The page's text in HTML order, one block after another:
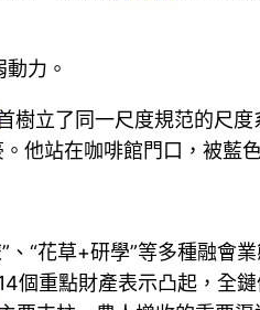
力。
樹立了同一尺度規范的尺
他站在咖啡館門口，被藍
“花草+研學”等多種融會
個重點財產表示凸起，全